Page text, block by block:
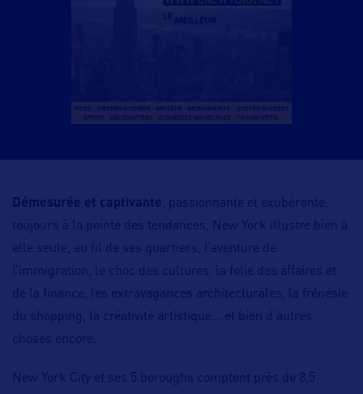
Démesurée et captivante , passionnante et exubérante,
toujours à la pointe des tendances, New York illustre bien à
elle seule, au fil de ses quartiers, l’aventure de
l’immigration, le choc des cultures, la folie des affaires et
de la finance, les extravagances architecturales, la frénésie
du shopping, la créativité artistique… et bien d’autres
choses encore.
New York City et ses 5 boroughs comptent près de 8,5